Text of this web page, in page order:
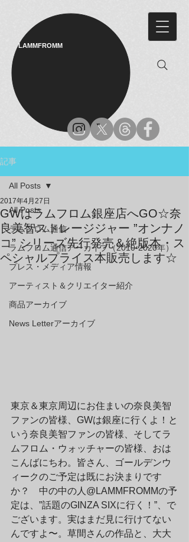
LAMMFROMM​
記事
All Posts
ラムフロム通信
ラムフロム通信アーカイブ（2010-2020年）
プレス・メディア情報
アーティスト＆クリエイター紹介
商品アーカイブ
News Letterアーカイブ
All Posts
GWはラムフロム銀座店へGO☆奈
良美智ストレージジャー ”オンナノ
コ” シリーズ先行発売＆絶版本・ス
ペシャルプライス本販売します☆
2017年4月27日
東京＆東京周辺にお住まいの奈良美智
ファンの皆様、GWは銀座に行くよ！と
いう奈良美智ファンの皆様、そしてラ
ムフロム・ウォッチャーの皆様、おは
こんばにちわ。皆さん、ゴールデンウ
ィークのご予定は既にお決まりです
か？　中の中の人@LAMMFROMMの予
定は、”話題のGINZA SIXに行く！”、で
ございます。実はまだ見に行けてない
んですよ〜。草間さんの作品と、大大